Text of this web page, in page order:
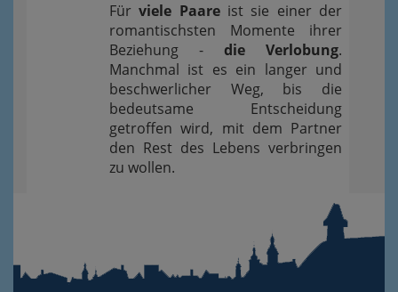
Fürviele Paareist sie einer der
romantischsten Momente ihrer
Beziehung - die Verlobung.
Manchmal ist es ein langer und
beschwerlicher Weg, bis die
bedeutsame Entscheidung
getroffen wird, mit dem Partner
den Rest des Lebens verbringen
zu wollen.